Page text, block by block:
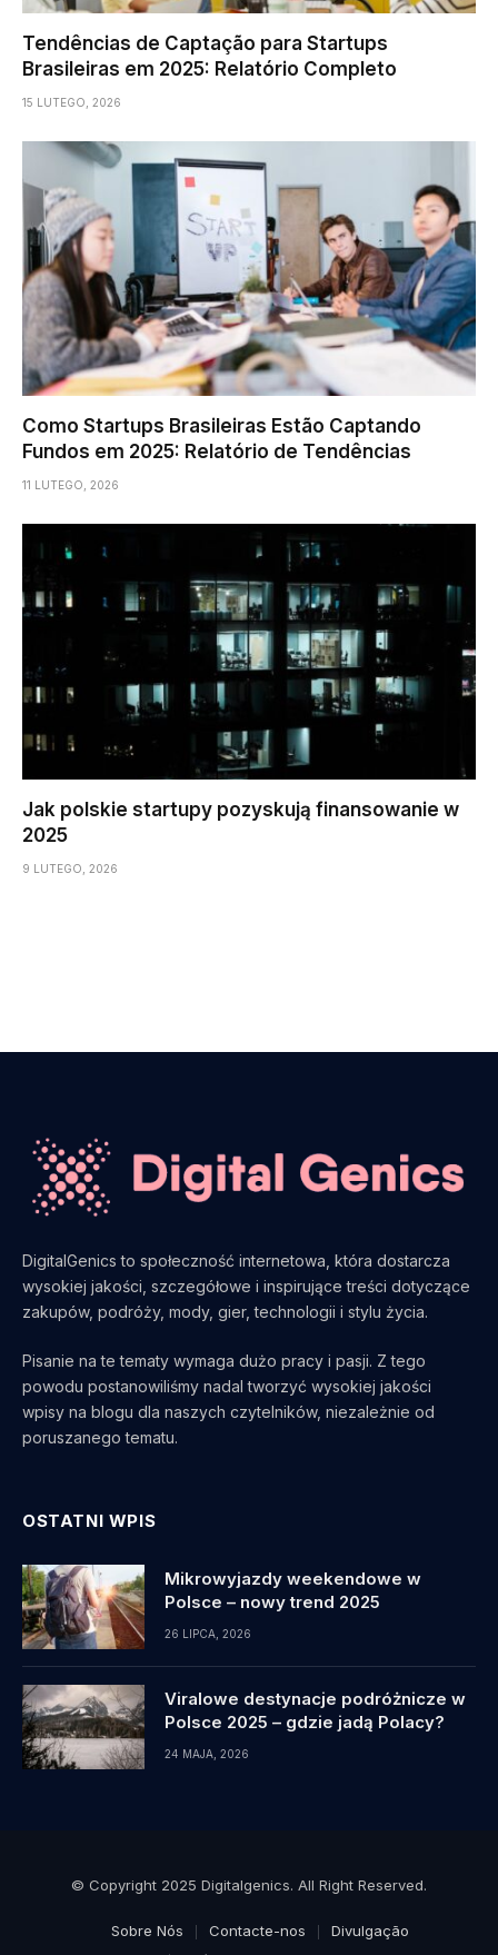
Tendências de Captação para Startups
Brasileiras em 2025: Relatório Completo
15 LUTEGO, 2026
Como Startups Brasileiras Estão Captando
Fundos em 2025: Relatório de Tendências
11 LUTEGO, 2026
Jak polskie startupy pozyskują finansowanie w
2025
9 LUTEGO, 2026
DigitalGenics to społeczność internetowa, która dostarcza
wysokiej jakości, szczegółowe i inspirujące treści dotyczące
zakupów, podróży, mody, gier, technologii i stylu życia.
Pisanie na te tematy wymaga dużo pracy i pasji. Z tego
powodu postanowiliśmy nadal tworzyć wysokiej jakości
wpisy na blogu dla naszych czytelników, niezależnie od
poruszanego tematu.
OSTATNI WPIS
Mikrowyjazdy weekendowe w
Polsce – nowy trend 2025
26 LIPCA, 2026
Viralowe destynacje podróżnicze w
Polsce 2025 – gdzie jadą Polacy?
24 MAJA, 2026
© Copyright 2025 Digitalgenics. All Right Reserved.
Sobre Nós Contacte-nos
Divulgação